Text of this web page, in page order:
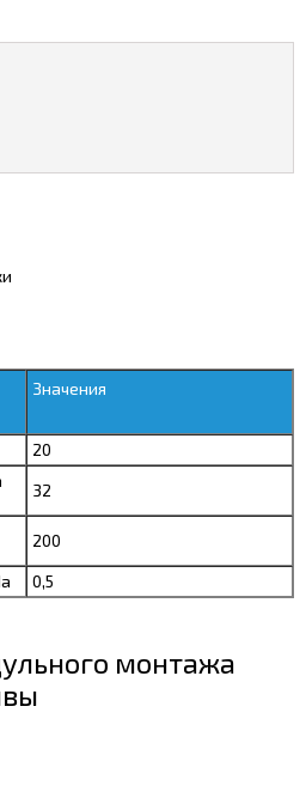
Значения
20
32
200
0,5
монтажа